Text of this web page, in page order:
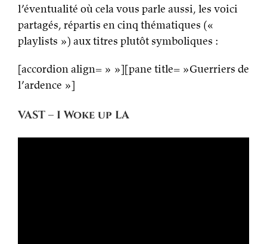
l’éventualité où cela vous parle aussi, les voici
partagés, répartis en cinq thématiques («
playlists ») aux titres plutôt symboliques :
[accordion align= » »][pane title= »Guerriers de
l’ardence »]
VAST – I Woke up LA